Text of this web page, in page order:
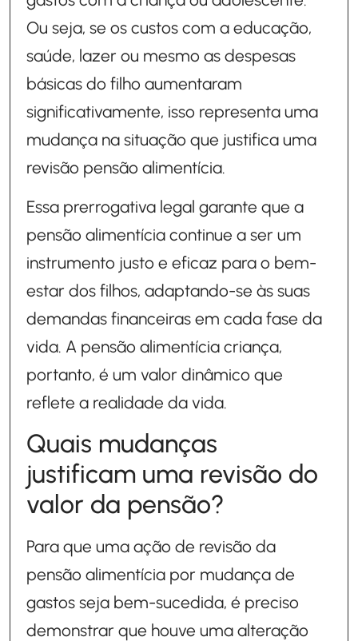
Ou seja, se os custos com a educação,
saúde, lazer ou mesmo as despesas
básicas do filho aumentaram
significativamente, isso representa uma
mudança na situação que justifica uma
revisão pensão alimentícia.
Essa prerrogativa legal garante que a
pensão alimentícia continue a ser um
instrumento justo e eficaz para o bem-
estar dos filhos, adaptando-se às suas
demandas financeiras em cada fase da
vida. A pensão alimentícia criança,
portanto, é um valor dinâmico que
reflete a realidade da vida.
Quais mudanças
justificam uma revisão do
valor da pensão?
Para que uma ação de revisão da
pensão alimentícia por mudança de
gastos seja bem-sucedida, é preciso
demonstrar que houve uma alteração